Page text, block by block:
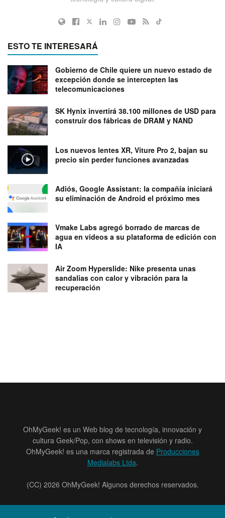
ESTO TE INTERESARÁ
Gobierno de Chile quiere un nuevo estado de
excepción donde se intercepten las
telecomunicaciones
SK Hynix invertirá 38.100 millones de USD para
construir dos fábricas de DRAM y NAND
Los nuevos lentes XR, Viture Pro 2, bajan su
precio sin perder funciones avanzadas
Adiós, Google Assistant: la compañía iniciará
su eliminación de Android el próximo mes
Vmake Labs agregó borrado de marcas de
agua en videos a su plataforma de edición con
IA
Air Zoom Hyperslide: Nike presenta unas
sandalias con calor y vibración para la
recuperación
OhMyGeek! es un Web blog de tecnología, innovación y
cultura Geek/Pop, con shows en televisión y radio.
OhMyGeek! es una marca registrada de Producciones
Medialabs Ltda.
(CC) 2026 OhMyGeek! Algunos derechos reservados.